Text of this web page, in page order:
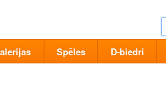
Spēles D-biedri